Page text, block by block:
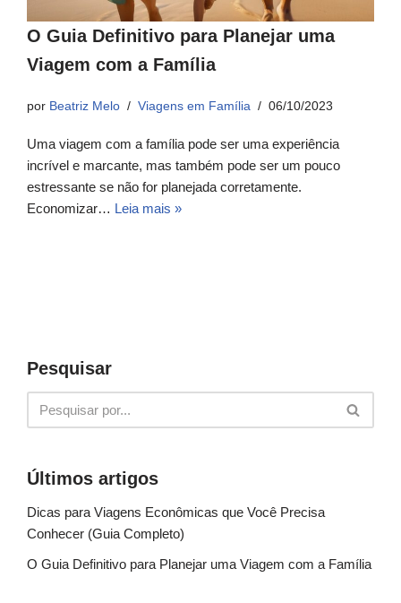
O Guia Definitivo para Planejar uma
Viagem com a Família
por Beatriz Melo Viagens em Família 06/10/2023
Uma viagem com a família pode ser uma experiência
incrível e marcante, mas também pode ser um pouco
estressante se não for planejada corretamente.
Economizar… Leia mais »
Pesquisar
Últimos artigos
Dicas para Viagens Econômicas que Você Precisa
Conhecer (Guia Completo)
O Guia Definitivo para Planejar uma Viagem com a Família